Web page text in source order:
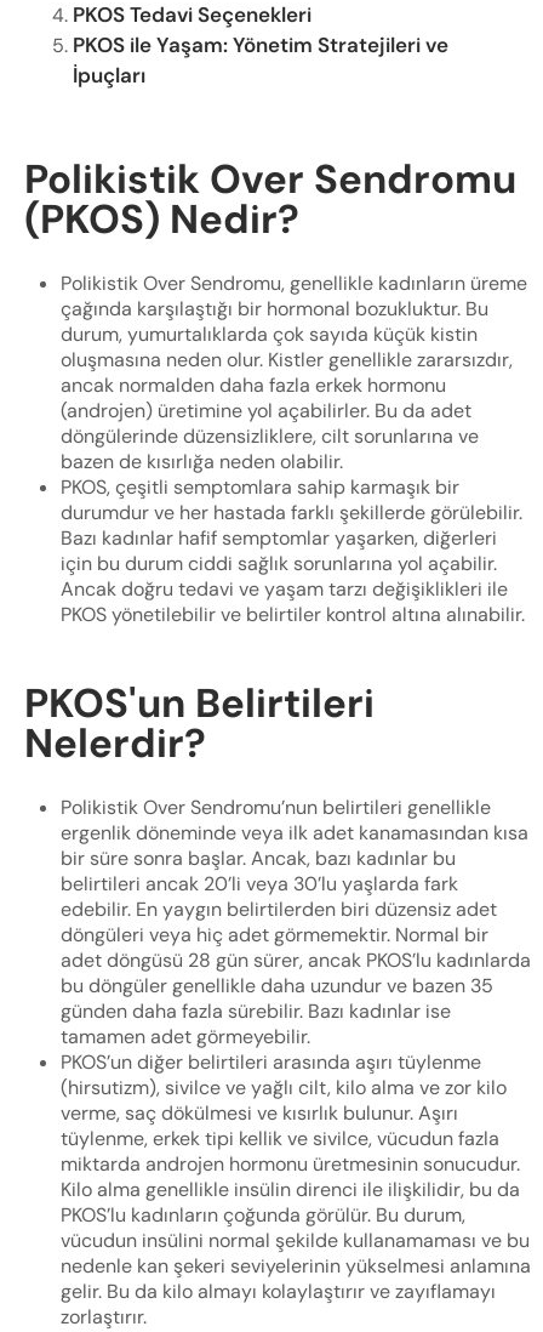
PKOS Tedavi Seçenekleri
PKOS ile Yaşam: Yönetim Stratejileri ve
İpuçları
Polikistik Over Sendromu
(PKOS) Nedir?
Polikistik Over Sendromu, genellikle kadınların üreme
çağında karşılaştığı bir hormonal bozukluktur. Bu
durum, yumurtalıklarda çok sayıda küçük kistin
oluşmasına neden olur. Kistler genellikle zararsızdır,
ancak normalden daha fazla erkek hormonu
(androjen) üretimine yol açabilirler. Bu da adet
döngülerinde düzensizliklere, cilt sorunlarına ve
bazen de kısırlığa neden olabilir.
PKOS, çeşitli semptomlara sahip karmaşık bir
durumdur ve her hastada farklı şekillerde görülebilir.
Bazı kadınlar hafif semptomlar yaşarken, diğerleri
için bu durum ciddi sağlık sorunlarına yol açabilir.
Ancak doğru tedavi ve yaşam tarzı değişiklikleri ile
PKOS yönetilebilir ve belirtiler kontrol altına alınabilir.
PKOS'un Belirtileri
Nelerdir?
Polikistik Over Sendromu’nun belirtileri genellikle
ergenlik döneminde veya ilk adet kanamasından kısa
bir süre sonra başlar. Ancak, bazı kadınlar bu
belirtileri ancak 20’li veya 30’lu yaşlarda fark
edebilir. En yaygın belirtilerden biri düzensiz adet
döngüleri veya hiç adet görmemektir. Normal bir
adet döngüsü 28 gün sürer, ancak PKOS’lu kadınlarda
bu döngüler genellikle daha uzundur ve bazen 35
günden daha fazla sürebilir. Bazı kadınlar ise
tamamen adet görmeyebilir.
PKOS’un diğer belirtileri arasında aşırı tüylenme
(hirsutizm), sivilce ve yağlı cilt, kilo alma ve zor kilo
verme, saç dökülmesi ve kısırlık bulunur. Aşırı
tüylenme, erkek tipi kellik ve sivilce, vücudun fazla
miktarda androjen hormonu üretmesinin sonucudur.
Kilo alma genellikle insülin direnci ile ilişkilidir, bu da
PKOS’lu kadınların çoğunda görülür. Bu durum,
vücudun insülini normal şekilde kullanamaması ve bu
nedenle kan şekeri seviyelerinin yükselmesi anlamına
gelir. Bu da kilo almayı kolaylaştırır ve zayıflamayı
zorlaştırır.